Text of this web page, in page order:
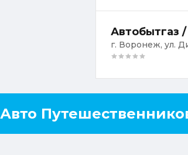
Автобытгаз
г. Воронеж, ул.